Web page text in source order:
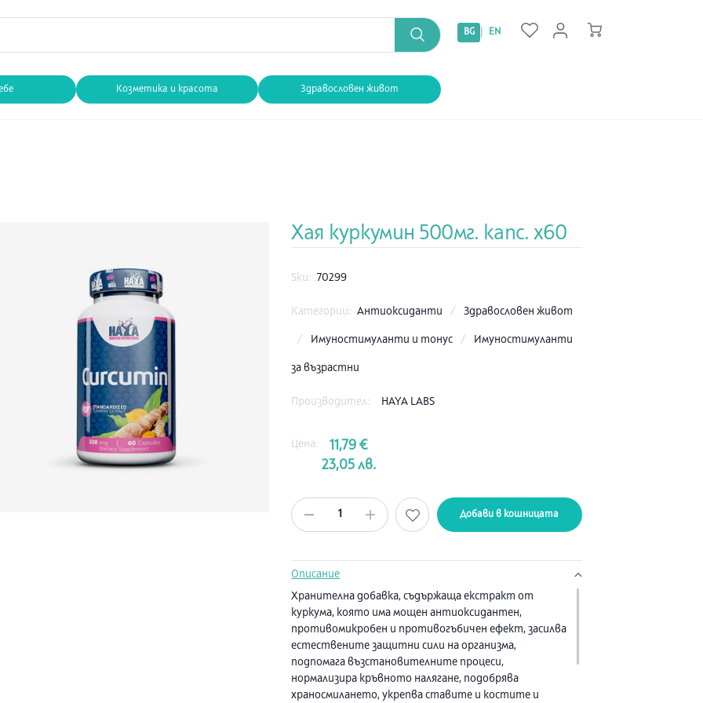
Козметика и красота Здравословен живот
BG EN
Хая куркумин 500мг. капс. х60
Sku: 70299
Категории: Антиоксиданти / Здравословен живот
/ Имуностимуланти и тонус / Имуностимуланти
за възрастни
Производител: HAYA LABS
Цена:
11,79 €
23,05 лв.
1 Добави в кошницата
Описание
Хранителна добавка, съдържаща екстракт от
куркума, която има мощен антиоксидантен,
противомикробен и противогъбичен ефект, засилва
естествените защитни сили на организма,
подпомага възстановителните процеси,
нормализира кръвното налягане, подобрява
храносмилането, укрепва ставите и костите и